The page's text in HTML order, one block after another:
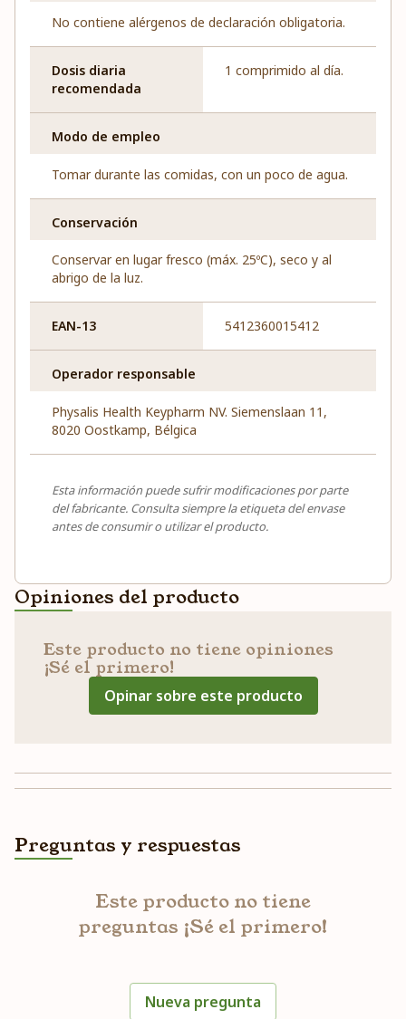
No contiene alérgenos de declaración obligatoria.
Dosis diaria
recomendada
1 comprimido al día.
Modo de empleo
Tomar durante las comidas, con un poco de agua.
Conservación
Conservar en lugar fresco (máx. 25ºC), seco y al
abrigo de la luz.
EAN-13 5412360015412
Operador responsable
Physalis Health Keypharm NV. Siemenslaan 11,
8020 Oostkamp, Bélgica
Esta información puede sufrir modificaciones por parte
del fabricante. Consulta siempre la etiqueta del envase
antes de consumir o utilizar el producto.
Opiniones del producto
Este producto no tiene opiniones
¡Sé el primero!
Opinar sobre este producto
Preguntas y respuestas
Este producto no tiene
preguntas ¡Sé el primero!
Nueva pregunta